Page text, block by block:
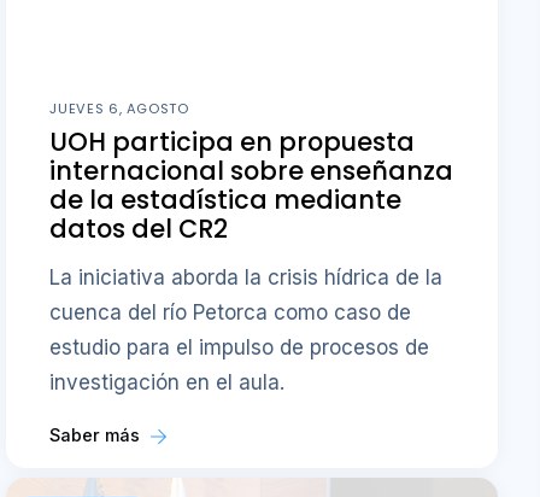
JUEVES 6, AGOSTO
UOH participa en propuesta
internacional sobre enseñanza
de la estadística mediante
datos del CR2
La iniciativa aborda la crisis hídrica de la
cuenca del río Petorca como caso de
estudio para el impulso de procesos de
investigación en el aula.
Saber más